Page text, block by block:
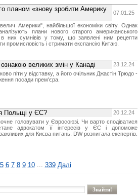
планом «знову зробити Америку
07.01.25
Америки", найбільшої економіки світу. Однак
плани нового старого американського
них сумнівів у тому, що заявлені ним рецепти
промисловість і стримати експансію Китаю.
великих змін у Канаді
23.12.24
піти у відставку, а його очільник Джастін Трюдо -
посади прем'єра.
Польщі у ЄС?
20.12.24
головувати у Євросоюзі. Чи варто сподіватися
адвокатом її інтересів у ЄС і допоможе
для Києва питань. DW розпитала експертів.
5 6 7 8 9 10... 339 Далі